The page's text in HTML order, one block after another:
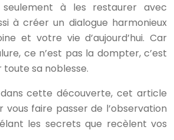
à les restaurer avec
à créer un dialogue harmonieux
et votre vie d’aujourd’hui. Car
ce n’est pas la dompter, c’est
sa noblesse.
cette découverte, cet article
faire passer de l’observation
les secrets que recèlent vos